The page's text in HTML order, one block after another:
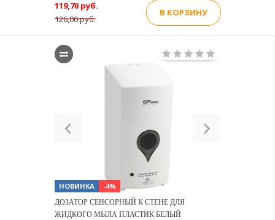
126,00 руб.
119,70 руб.
В КОРЗИНУ
Previous
НОВИНКА -4%
ДОЗАТОР СЕНСОРНЫЙ К СТЕНЕ ДЛЯ
ЖИДКОГО МЫЛА ПЛАСТИК БЕЛЫЙ